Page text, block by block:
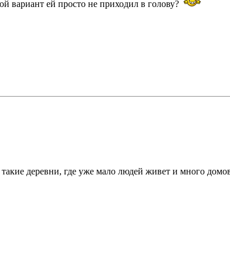
вариант ей просто не приходил в голову?
деревни, где уже мало людей живет и много